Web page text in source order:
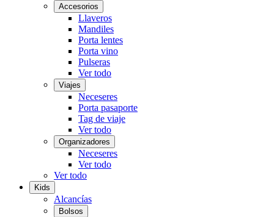
Accesorios
Llaveros
Mandiles
Porta lentes
Porta vino
Pulseras
Ver todo
Viajes
Neceseres
Porta pasaporte
Tag de viaje
Ver todo
Organizadores
Neceseres
Ver todo
Ver todo
Kids
Alcancías
Bolsos